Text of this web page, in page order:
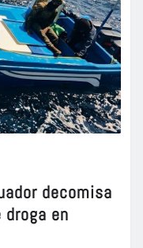
decomisa
en